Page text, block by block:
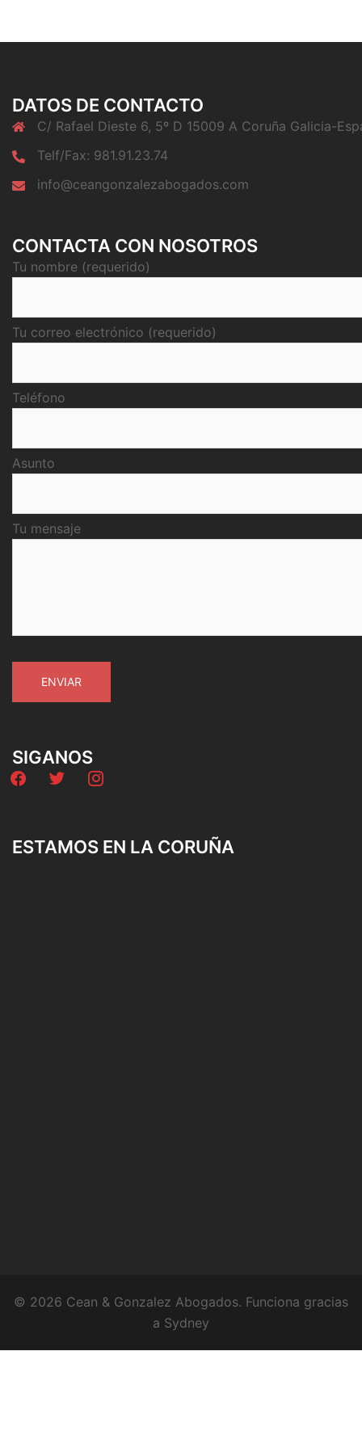
DATOS DE CONTACTO
C/ Rafael Dieste 6, 5º D 15009 A Coruña Galicia-
Telf/Fax: 981.91.23.74
info@ceangonzalezabogados.com
CONTACTA CON NOSOTROS
Tu nombre (requerido)
Tu correo electrónico (requerido)
Teléfono
Asunto
Tu mensaje
SIGANOS
facebooktwitter instagram
ESTAMOS EN LA CORUÑA
© 2026 Cean & Gonzalez Abogados. Funciona gracias
a Sydney